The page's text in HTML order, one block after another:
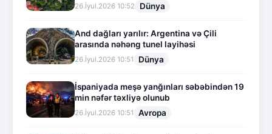
26.İyul.2026 10:52 Dünya
And dağları yarılır: Argentina və Çili
arasında nəhəng tunel layihəsi
26.İyul.2026 10:51 Dünya
İspaniyada meşə yanğınları səbəbindən 19
min nəfər təxliyə olunub
26.İyul.2026 10:51 Avropa